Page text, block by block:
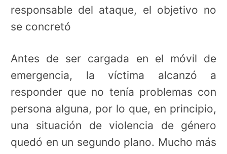
responsable del ataque, el objetivo no
se concretó
Antes de ser cargada en el móvil de
emergencia, la víctima alcanzó a
responder que no tenía problemas con
persona alguna, por lo que, en principio,
una situación de violencia de género
quedó en un segundo plano. Mucho más